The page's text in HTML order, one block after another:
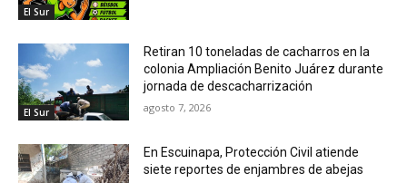
El Sur
El Sur
Retiran 10 toneladas de cacharros en la
colonia Ampliación Benito Juárez durante
jornada de descacharrización
agosto 7, 2026
En Escuinapa, Protección Civil atiende
siete reportes de enjambres de abejas